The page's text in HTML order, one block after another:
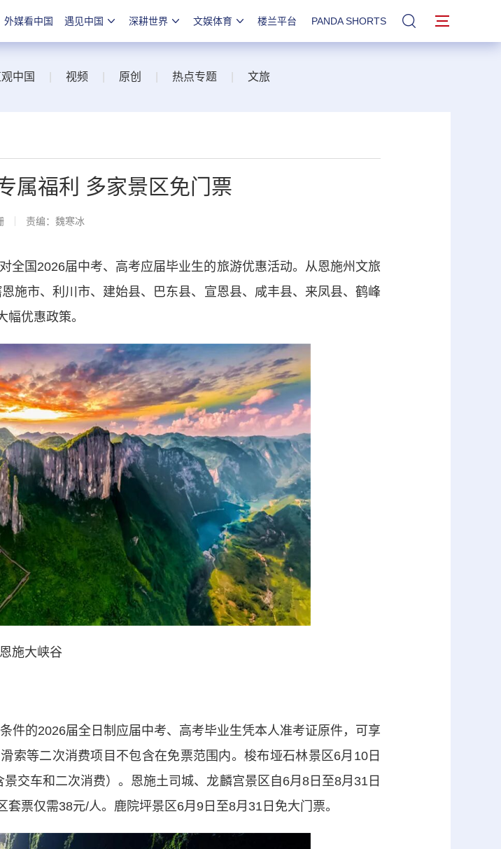
外媒看中国 遇见中国 深耕世界 文娱体育 楼兰平台 PANDA SHORTS 站内搜索
中国 视频 原创 热点专题 文旅
属福利 多家景区免门票
责编：魏寒冰
国2026届中考、高考应届毕业生的旅游优惠活动。从恩施州文旅
施市、利川市、建始县、巴东县、宣恩县、咸丰县、来凤县、鹤峰
优惠政策。
恩施大峡谷
的2026届全日制应届中考、高考毕业生凭本人准考证原件，可享
索等二次消费项目不包含在免票范围内。梭布垭石林景区6月10日
交车和二次消费）。恩施土司城、龙麟宫景区自6月8日至8月31日
票仅需38元/人。鹿院坪景区6月9日至8月31日免大门票。